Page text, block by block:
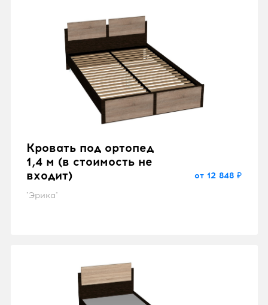
Кровать под ортопед
1,4 м (в стоимость не
входит)
"Эрика"
от 12 848 ₽